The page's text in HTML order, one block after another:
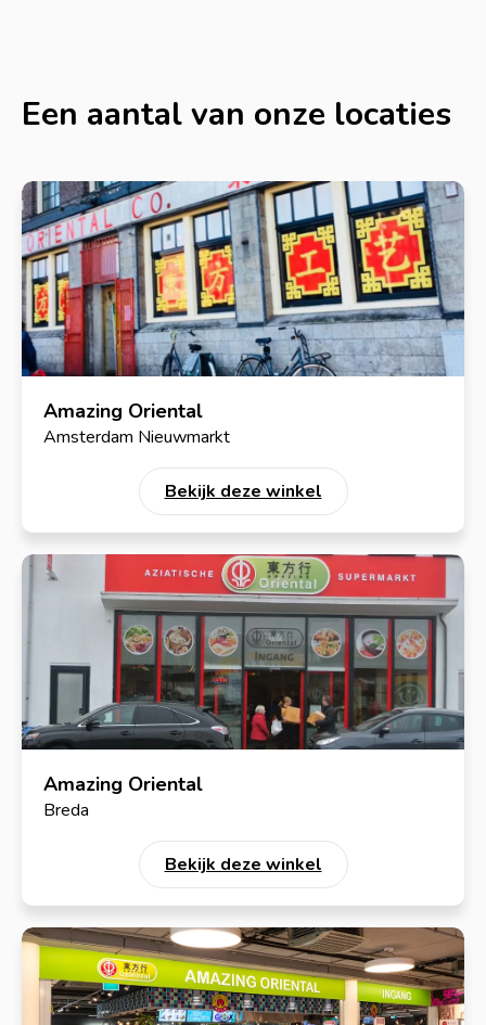
Een aantal van onze locaties
Amazing Oriental
Amsterdam Nieuwmarkt
Bekijk deze winkel
Amazing Oriental
Breda
Bekijk deze winkel